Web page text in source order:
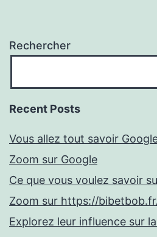
Rechercher
Recent Posts
Vous allez tout savoir
Zoom sur Google
Ce que vous voulez savoir
Zoom sur https://
Explorez leur influence sur